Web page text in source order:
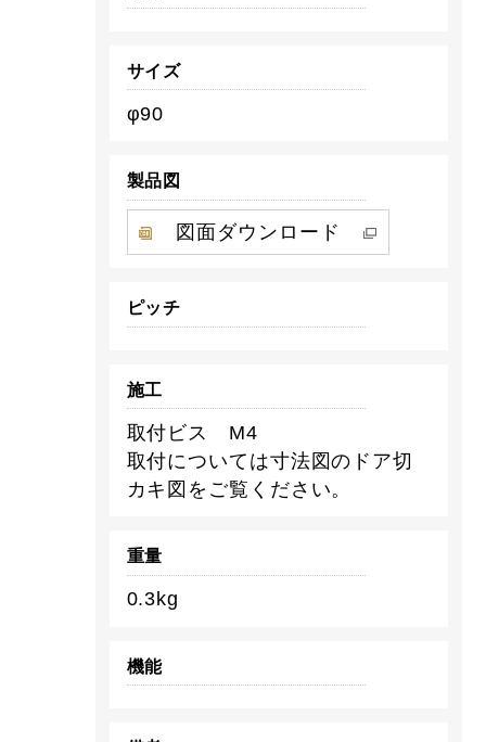
サイズ
φ90
製品図
図面ダウンロード
ピッチ
施工
取付ビス M4
取付については寸法図のドア切
カキ図をご覧ください。
重量
0.3kg
機能